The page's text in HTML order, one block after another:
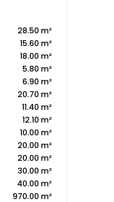
28.50 m²
15.60 m²
18.00 m²
5.80 m²
6.90 m²
20.70 m²
11.40 m²
12.10 m²
10.00 m²
20.00 m²
20.00 m²
30.00 m²
40.00 m²
970.00 m²